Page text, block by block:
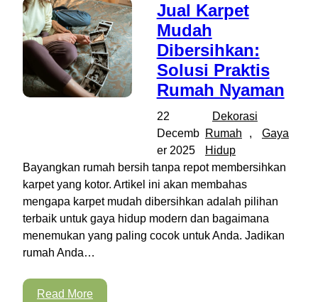
Jual Karpet
Mudah
Dibersihkan:
Solusi Praktis
Rumah Nyaman
22
Decemb
er 2025
Dekorasi
Rumah
,
Gaya
Hidup
Bayangkan rumah bersih tanpa repot membersihkan
karpet yang kotor. Artikel ini akan membahas
mengapa karpet mudah dibersihkan adalah pilihan
terbaik untuk gaya hidup modern dan bagaimana
menemukan yang paling cocok untuk Anda. Jadikan
rumah Anda…
Read More